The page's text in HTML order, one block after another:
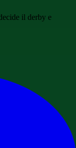
il derby e